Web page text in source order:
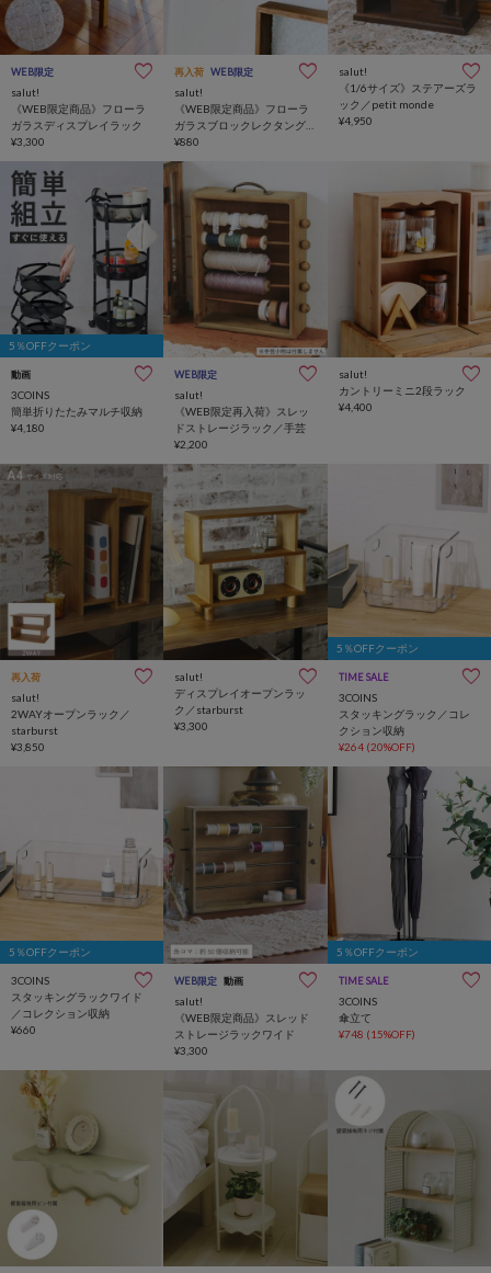
WEB限定
salut!
《WEB限定商品》フローラ
ガラスディスプレイラック
¥3,300
再入荷 WEB限定
salut!
《WEB限定商品》フローラ
ガラスブロックレクタング
ル
¥880
salut!
《1/6サイズ》ステアーズラ
ック／petit monde
¥4,950
5％OFFクーポン
動画
3COINS
簡単折りたたみマルチ収納
¥4,180
WEB限定
salut!
《WEB限定再入荷》スレッ
ドストレージラック／手芸
¥2,200
salut!
カントリーミニ2段ラック
¥4,400
再入荷
salut!
2WAYオープンラック／
starburst
¥3,850
salut!
ディスプレイオープンラッ
ク／starburst
¥3,300
5％OFFクーポン
TIME SALE
3COINS
スタッキングラック／コレ
クション収納
¥264 (20%OFF)
5％OFFクーポン
3COINS
スタッキングラックワイド
／コレクション収納
¥660
WEB限定 動画
salut!
《WEB限定商品》スレッド
ストレージラックワイド
¥3,300
5％OFFクーポン
TIME SALE
3COINS
傘立て
¥748 (15%OFF)